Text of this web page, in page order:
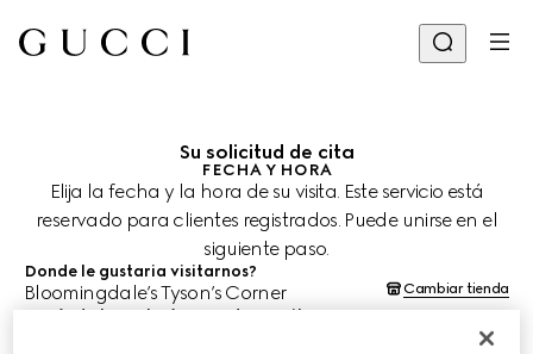
Su solicitud de cita
FECHA Y HORA
Elija la fecha y la hora de su visita. Este servicio está
reservado para clientes registrados. Puede unirse en el
siguiente paso.
Donde le gustaria visitarnos?
Bloomingdale’s Tyson’s Corner Cambiar tienda
¿Cuándo le gustaría agendar su cita?
Las fechas y horas se muestran en la hora local de la tienda (EDT) y
están sujetas a la confirmación del equipo de asesoría de clientes.